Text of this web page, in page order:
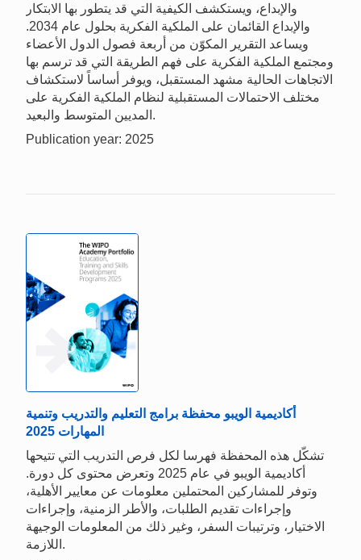
والإبداع، ويستكشف الكيفية التي قد يتطور بها الابتكار
والإبداع القائمان على الملكية الفكرية بحلول عام 2034.
ويساعد التقرير المكوّن من أربعة فصول الدول الأعضاء
ومجتمع الملكية الفكرية على فهم الطريقة التي قد ترسم بها
الاتجاهات الحالية مشهد المستقبل، ويوفر أساساً لاستكشاف
مختلف الاحتمالات المستقبلية لنظام الملكية الفكرية على
المديين المتوسط والبعيد.
Publication year: 2025
أكاديمية الويبو محفظة برامج التعليم والتدريب وتنمية
المهارات 2025
تشكّل هذه المحفظة فهرسا لكل فرص التدريب التي تتيحها
أكاديمية الويبو في عام 2025 وتعرض محتوى كل دورة.
وتوفر للمشاركين المحتملين معلومات عن معايير الأهلية،
وإجراءات تقديم الطلبات، والأطر الزمنية، وإجراءات
الاختيار، وترتيبات السفر، وغير ذلك من المعلومات الوجيهة
اللازمة.